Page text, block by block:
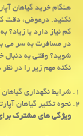
هنگام خرید گیاهان
نکنید. درعوض، دقت
کم نیاز دارد یا زیاد؟
در مسافرت به سر می
شوید؟ وقتی به دنبال
نکته مهم زیر را در نظر
شرایط نگهداری گیاهان
نحوه تکثیر گیاهان
ویژگی های مشترک برای